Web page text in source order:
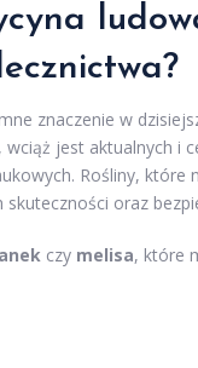
znaczenie w
jest aktualnych i
Rośliny,
oraz
czy melisa, które